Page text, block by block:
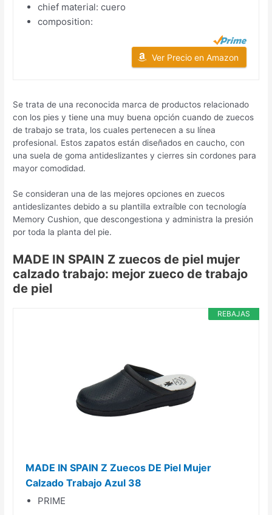
chief material: cuero
composition:
Ver Precio en Amazon
Se trata de una reconocida marca de productos relacionado
con los pies y tiene una muy buena opción cuando de zuecos
de trabajo se trata, los cuales pertenecen a su línea
profesional. Estos zapatos están diseñados en caucho, con
una suela de goma antideslizantes y cierres sin cordones para
mayor comodidad.
Se consideran una de las mejores opciones en zuecos
antideslizantes debido a su plantilla extraíble con tecnología
Memory Cushion, que descongestiona y administra la presión
por toda la planta del pie.
MADE IN SPAIN Z zuecos de piel mujer
calzado trabajo: mejor zueco de trabajo
de piel
REBAJAS
MADE IN SPAIN Z Zuecos DE Piel Mujer
Calzado Trabajo Azul 38
PRIME